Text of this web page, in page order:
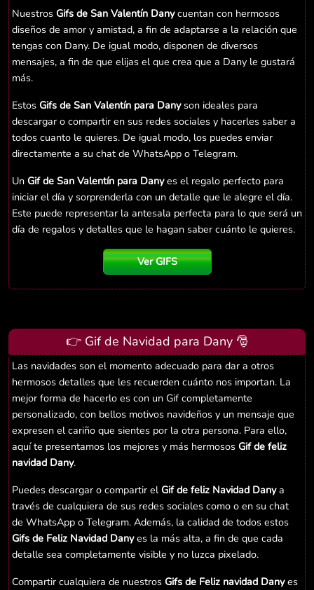
Nuestros Gifs de San Valentín Danycuentan con hermosos
diseños de amor y amistad, a fin de adaptarse a la relación que
tengas con Dany. De igual modo, disponen de diversos
mensajes, a fin de que elijas el que crea que a Dany le gustará
más.
Estos Gifs de San Valentín para Danyson ideales para
descargar o compartir en sus redes sociales y hacerles saber a
todos cuanto le quieres. De igual modo, los puedes enviar
directamente a su chat de WhatsApp o Telegram.
Un Gif de San Valentín para Danyes el regalo perfecto para
iniciar el día y sorprenderla con un detalle que le alegre el día.
Este puede representar la antesala perfecta para lo que será un
día de regalos y detalles que le hagan saber cuánto le quieres.
Ver GIFS
👉 Gif de Navidad para Dany 🎅
Las navidades son el momento adecuado para dar a otros
hermosos detalles que les recuerden cuánto nos importan. La
mejor forma de hacerlo es con un Gif completamente
personalizado, con bellos motivos navideños y un mensaje que
expresen el cariño que sientes por la otra persona. Para ello,
aquí te presentamos los mejores y más hermosos Gif de feliz
navidad Dany.
Puedes descargar o compartir elGif de feliz Navidad Danya
través de cualquiera de sus redes sociales como o en su chat
de WhatsApp o Telegram. Además, la calidad de todos estos
Gifs de Feliz Navidad Danyes la más alta, a fin de que cada
detalle sea completamente visible y no luzca pixelado.
Compartir cualquiera de nuestros Gifs de Feliz navidad Danyes